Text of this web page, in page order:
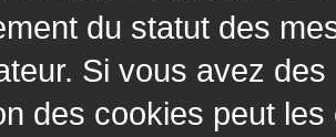
du statut des
Si vous avez
des cookies peut les